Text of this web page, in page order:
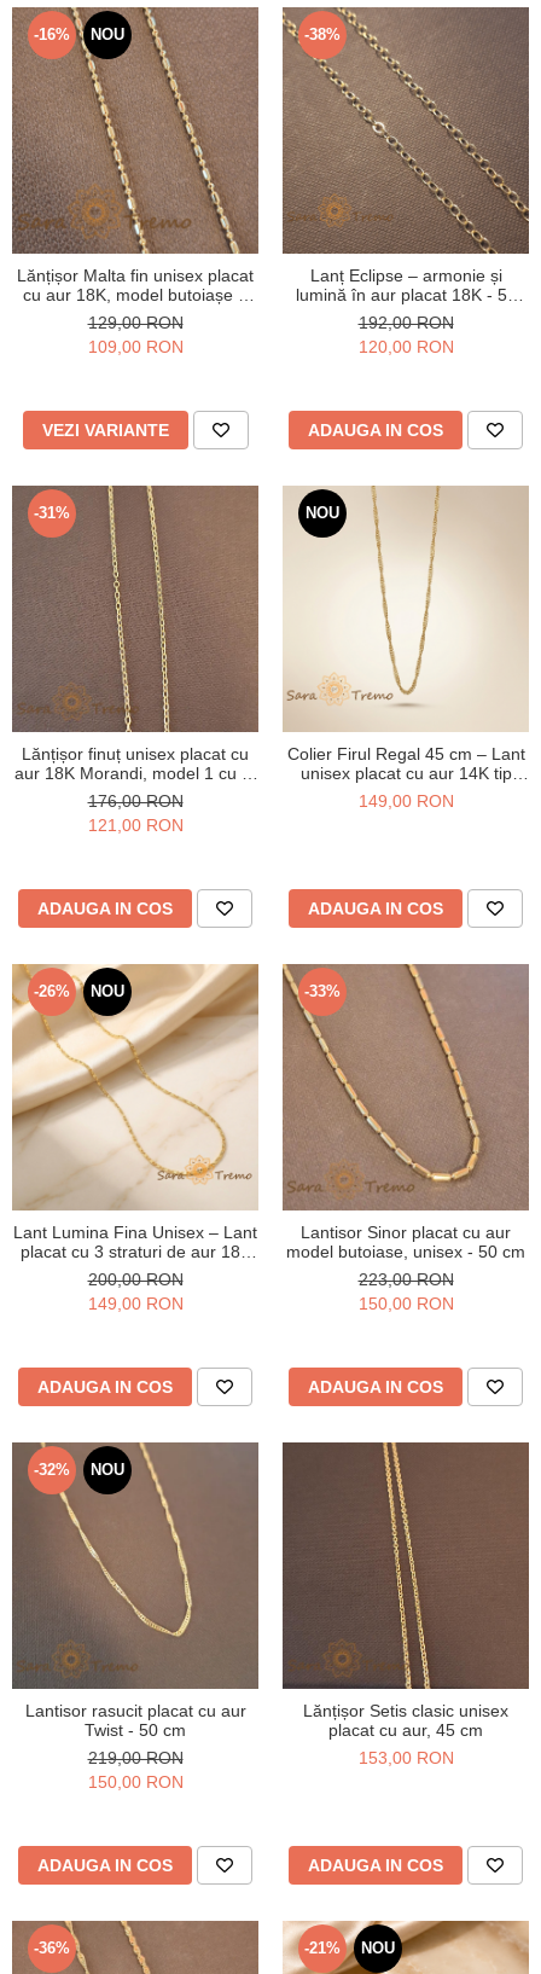
Bijuterii pentru barbati
Inele
Lanturi
Bratari
Talismane
Verighete
Bijuterii din argint placate cu aur
24K
-16% NOU
Lănțișor Malta fin unisex placat
cu aur 18K, model butoiașe 1
cu 1 - 45/50 cm
129,00 RON
109,00 RON
VEZI VARIANTE
-38%
Lanț Eclipse – armonie și
lumină în aur placat 18K - 50
cm
192,00 RON
120,00 RON
ADAUGA IN COS
-31%
Lănțișor finuț unisex placat cu
aur 18K Morandi, model 1 cu 1,
45 cm
176,00 RON
121,00 RON
ADAUGA IN COS
NOU
Colier Firul Regal 45 cm – Lant
unisex placat cu aur 14K tip
rope
149,00 RON
ADAUGA IN COS
-26% NOU
Lant Lumina Fina Unisex – Lant
placat cu 3 straturi de aur 18K
Brazilia, cu stanta, 50 cm
200,00 RON
149,00 RON
ADAUGA IN COS
-33%
Lantisor Sinor placat cu aur
model butoiase, unisex - 50 cm
223,00 RON
150,00 RON
ADAUGA IN COS
-32% NOU
Lantisor rasucit placat cu aur
Twist - 50 cm
219,00 RON
150,00 RON
ADAUGA IN COS
Lănțișor Setis clasic unisex
placat cu aur, 45 cm
153,00 RON
ADAUGA IN COS
-36% -21% NOU